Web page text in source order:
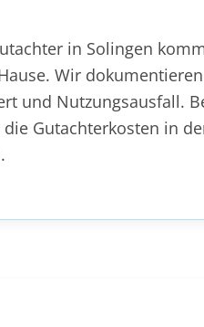
in Solingen
Wir
und Nutzungsausfall.
Gutachterkosten in